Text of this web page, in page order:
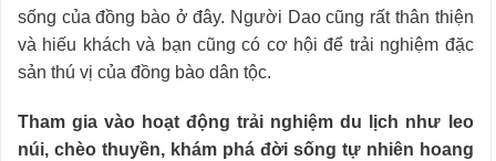
sống của đồng bào ở đây. Người Dao cũng rất thân thiện
và hiếu khách và bạn cũng có cơ hội để trải nghiệm đặc
sản thú vị của đồng bào dân tộc.
Tham gia vào hoạt động trải nghiệm du lịch như leo
núi, chèo thuyền, khám phá đời sống tự nhiên hoang